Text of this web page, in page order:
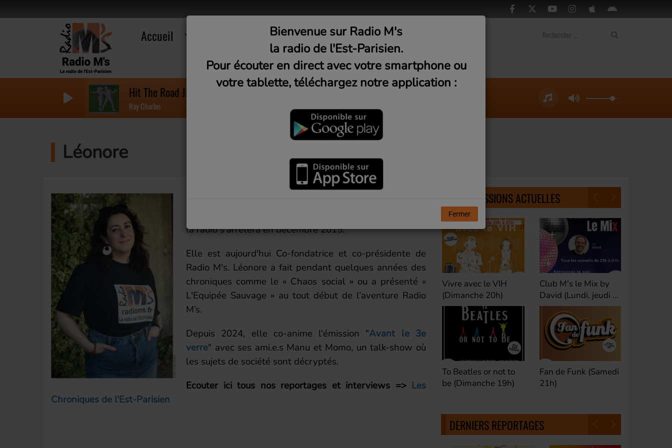
Accueil Musique Médias
Hit The Road Jack
Ray Charles
Léonore
la radio s'arrétera en décembre 2015.
Elle est aujourd'hui Co-fondatrice et co-présidente de
Radio M's. Léonore a fait pendant quelques années des
chroniques comme le « Chaos social » ou a présenté «
L'Equipée Sauvage » au tout début de l’aventure Radio
M’s.
Depuis 2024, elle co-anime l'émission "Avant le 3e
verre" avec ses ami.e.s Manu et Momo, un talk-show où
les sujets de société sont décryptés.
Ecouter ici tous nos reportages et interviews => Les
Chroniques de l'Est-Parisien
NOS ÉMISSIONS ACTUELLES
Une heure avant la
nuit (Dimanche 22h)
(Dimanche 21h)
Vivre avec le VIH
(Dimanche 20h)
To Beatles or not to
be (Dimanche 19h)
Club M's le Mix by
David (Lundi, jeudi et
samedi 23h)
Fan de Funk (Samedi
21h)
DERNIERS REPORTAGES
Bienvenue sur Radio M's
la radio de l'Est-Parisien.
Pour écouter en direct avec votre smartphone ou
votre tablette, téléchargez notre application :
Fermer